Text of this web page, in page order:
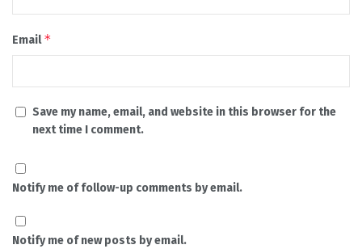
Email*
Save my name, email, and website in this browser for the
next time I comment.
Notify me of follow-up comments by email.
Notify me of new posts by email.